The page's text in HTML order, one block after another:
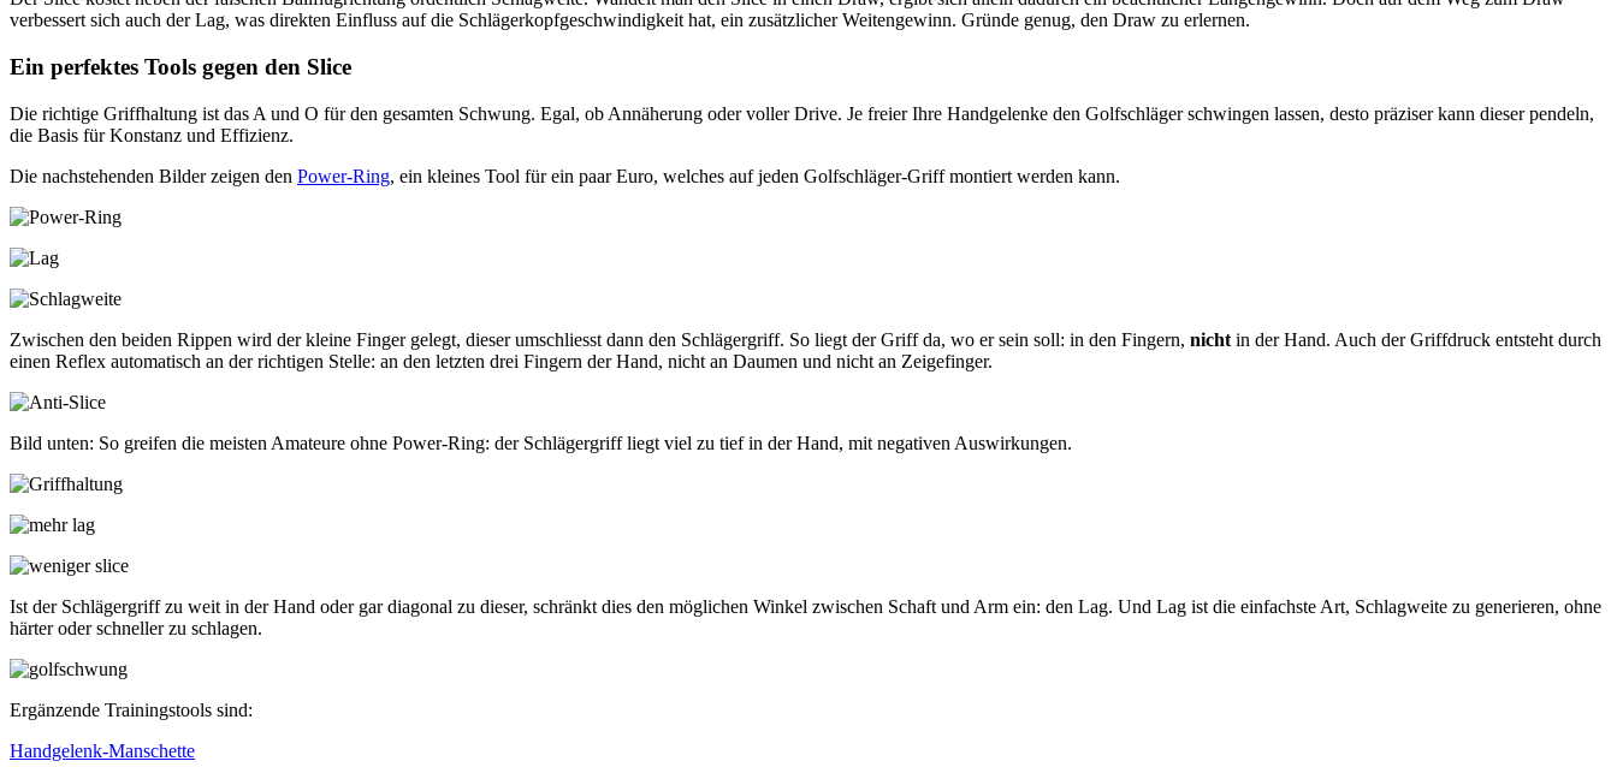
verbessert sich auch der Lag, was direkten Einfluss auf die Schlägerkopfgeschwindigkeit hat, ein zusätzlicher Weitengewinn. Gründe genug, den Draw zu erlernen.
Ein perfektes Tools gegen den Slice
Die richtige Griffhaltung ist das A und O für den gesamten Schwung. Egal, ob Annäherung oder voller Drive. Je freier Ihre Handgelenke den Golfschläger schwingen lassen, desto präziser kann dieser pendeln,
die Basis für Konstanz und Effizienz.
Die nachstehenden Bilder zeigen den Power-Ring, ein kleines Tool für ein paar Euro, welches auf jeden Golfschläger-Griff montiert werden kann.
Zwischen den beiden Rippen wird der kleine Finger gelegt, dieser umschliesst dann den Schlägergriff. So liegt der Griff da, wo er sein soll: in den Fingern, nicht in der Hand. Auch der Griffdruck entsteht durch
einen Reflex automatisch an der richtigen Stelle: an den letzten drei Fingern der Hand, nicht an Daumen und nicht an Zeigefinger.
Bild unten: So greifen die meisten Amateure ohne Power-Ring: der Schlägergriff liegt viel zu tief in der Hand, mit negativen Auswirkungen.
Ist der Schlägergriff zu weit in der Hand oder gar diagonal zu dieser, schränkt dies den möglichen Winkel zwischen Schaft und Arm ein: den Lag. Und Lag ist die einfachste Art, Schlagweite zu generieren, ohne
härter oder schneller zu schlagen.
Ergänzende Trainingstools sind:
Handgelenk-Manschette